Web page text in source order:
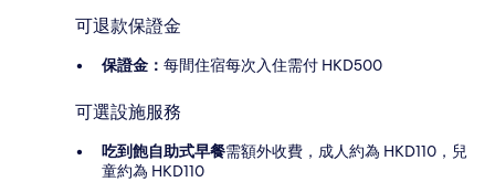
可退款保證金
保證金： 每間住宿每次入住需付 HKD500
可選設施服務
吃到飽自助式早餐需額外收費，成人約為 HKD110，兒
童約為 HKD110